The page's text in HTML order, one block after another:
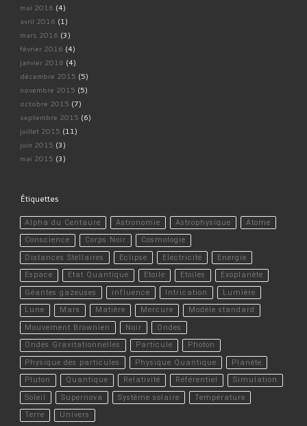
mai 2016 (4)
avril 2016 (1)
mars 2016 (3)
février 2016 (4)
janvier 2016 (4)
décembre 2015 (5)
novembre 2015 (5)
octobre 2015 (7)
septembre 2015 (6)
juillet 2015 (11)
juin 2015 (3)
mai 2015 (3)
Étiquettes
Alpha du Centaure Astronomie Astrophysique
Atome
Conscience
Corps Noir
Cosmologie
Distances Stellaires
Eclipse Electricité
Energie
Espace
Etat Quantique Etoile Etoiles
Exoplanète
Géantes gazeuses
influence Intrication
Lumière
Lune
Mars Matière Mercure
Modèle standard
Mouvement Brownien
Noir
Ondes
Ondes Gravitationnelles
Particule
Photon
Physique des particules
Physique Quantique
Planète
Pluton
Quantique Relativité Référentiel
Simulation
Soleil
Supernova Système solaire
Température
Terre
Univers